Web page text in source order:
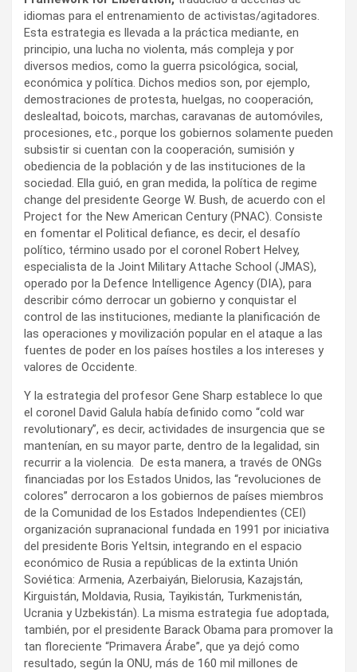
idiomas para el entrenamiento de activistas/agitadores.
Esta estrategia es llevada a la práctica mediante, en
principio, una lucha no violenta, más compleja y por
diversos medios, como la guerra psicológica, social,
económica y política. Dichos medios son, por ejemplo,
demostraciones de protesta, huelgas, no cooperación,
deslealtad, boicots, marchas, caravanas de automóviles,
procesiones, etc., porque los gobiernos solamente pueden
subsistir si cuentan con la cooperación, sumisión y
obediencia de la población y de las instituciones de la
sociedad. Ella guió, en gran medida, la política de regime
change del presidente George W. Bush, de acuerdo con el
Project for the New American Century (PNAC). Consiste
en fomentar el Political defiance, es decir, el desafío
político, término usado por el coronel Robert Helvey,
especialista de la Joint Military Attache School (JMAS),
operado por la Defence Intelligence Agency (DIA), para
describir cómo derrocar un gobierno y conquistar el
control de las instituciones, mediante la planificación de
las operaciones y movilización popular en el ataque a las
fuentes de poder en los países hostiles a los intereses y
valores de Occidente.
Y la estrategia del profesor Gene Sharp establece lo que
el coronel David Galula había definido como “cold war
revolutionary”, es decir, actividades de insurgencia que se
mantenían, en su mayor parte, dentro de la legalidad, sin
recurrir a la violencia. De esta manera, a través de ONGs
financiadas por los Estados Unidos, las “revoluciones de
colores” derrocaron a los gobiernos de países miembros
de la Comunidad de los Estados Independientes (CEI)
organización supranacional fundada en 1991 por iniciativa
del presidente Boris Yeltsin, integrando en el espacio
económico de Rusia a repúblicas de la extinta Unión
Soviética: Armenia, Azerbaiyán, Bielorusia, Kazajstán,
Kirguistán, Moldavia, Rusia, Tayikistán, Turkmenistán,
Ucrania y Uzbekistán). La misma estrategia fue adoptada,
también, por el presidente Barack Obama para promover la
tan floreciente “Primavera Árabe”, que ya dejó como
resultado, según la ONU, más de 160 mil millones de